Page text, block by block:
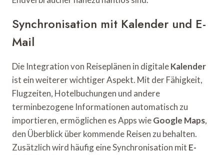
Synchronisation mit Kalender und E-
Mail
Die Integration von Reiseplänen in digitaleKalender
ist ein weiterer wichtiger Aspekt. Mit der Fähigkeit,
Flugzeiten, Hotelbuchungen und andere
terminbezogene Informationen automatisch zu
importieren, ermöglichen es Apps wieGoogle Maps,
den Überblick über kommende Reisen zu behalten.
Zusätzlich wird häufig eine Synchronisation mit E-